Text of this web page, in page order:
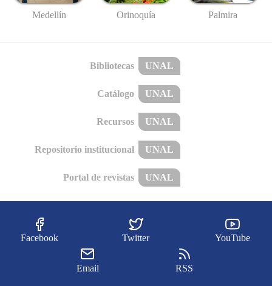
Medellín Orinoquía Palmira
Bibliotecas UNAL
Catálogo UNAL
Recursos UNAL
Repositorio institucional UNAL
Portal de revistas UNAL
Facebook Twitter YouTube
Email RSS